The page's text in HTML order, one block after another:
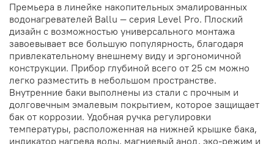
Премьера в линейке накопительных эмалированных
водонагревателей Ballu — серия Level Pro. Плоский
дизайн с возможностью универсального монтажа
завоевывает все большую популярность, благодаря
привлекательному внешнему виду и эргономичной
конструкции. Прибор глубиной всего от 25 см можно
легко разместить в небольшом пространстве.
Внутренние баки выполнены из стали с прочным и
долговечным эмалевым покрытием, которое защищает
бак от коррозии. Удобная ручка регулировки
температуры, расположенная на нижней крышке бака,
индикатор нагрева воды, магниевый анод, эко-режим и